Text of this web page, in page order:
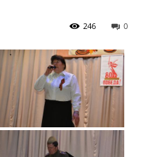
0
246